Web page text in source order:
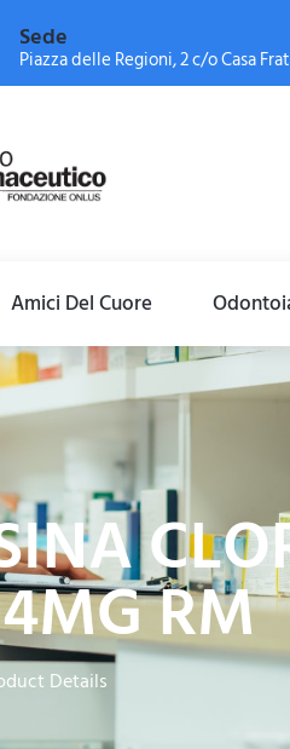
Sede
Piazza delle Regioni, 2 c/o Casa
Amici Del Cuore
RM
Details